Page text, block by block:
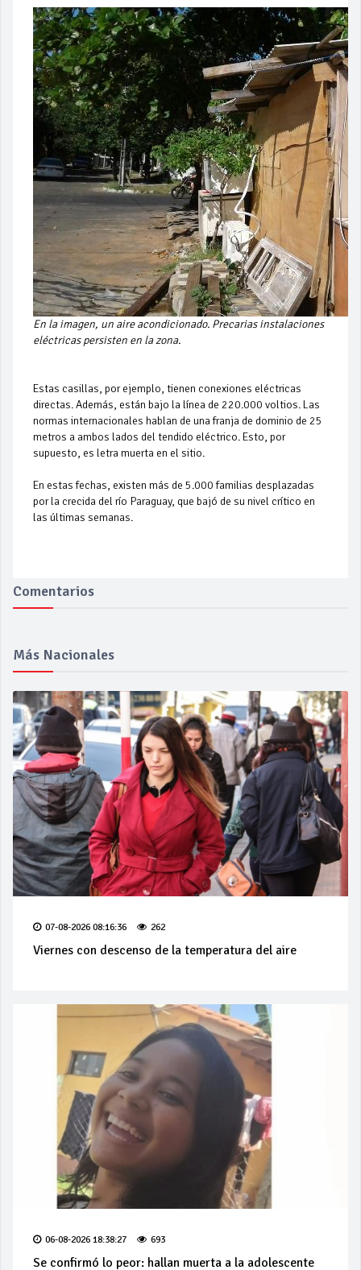
En la imagen, un aire acondicionado. Precarias instalaciones
eléctricas persisten en la zona.
Estas casillas, por ejemplo, tienen conexiones eléctricas
directas. Además, están bajo la línea de 220.000 voltios. Las
normas internacionales hablan de una franja de dominio de 25
metros a ambos lados del tendido eléctrico. Esto, por
supuesto, es letra muerta en el sitio.
En estas fechas, existen más de 5.000 familias desplazadas
por la crecida del río Paraguay, que bajó de su nivel crítico en
las últimas semanas.
Comentarios
Más Nacionales
07-08-2026 08:16:36 262
Viernes con descenso de la temperatura del aire
06-08-2026 18:38:27 693
Se confirmó lo peor: hallan muerta a la adolescente